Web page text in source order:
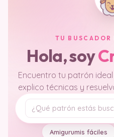
TU
Hola, soy
Encuentro tu patrón
explico técnicas y
Tu pregunta
Amigurumis fáciles